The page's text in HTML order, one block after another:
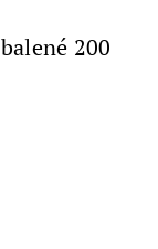
200